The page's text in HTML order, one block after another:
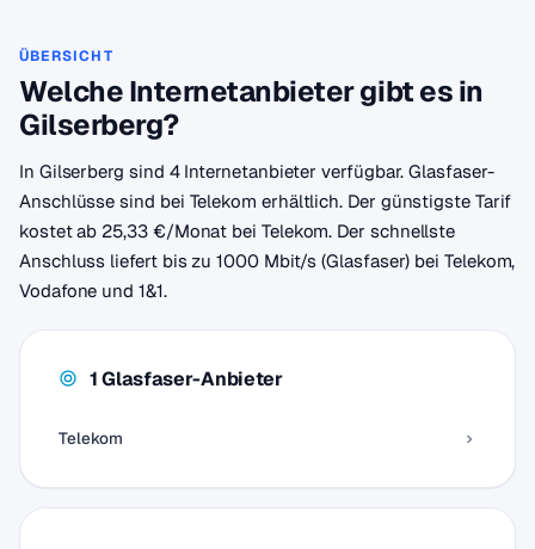
ÜBERSICHT
Welche Internetanbieter gibt es in
Gilserberg?
In Gilserberg sind 4 Internetanbieter verfügbar. Glasfaser-
Anschlüsse sind bei Telekom erhältlich. Der günstigste Tarif
kostet ab 25,33 €/Monat bei Telekom. Der schnellste
Anschluss liefert bis zu 1000 Mbit/s (Glasfaser) bei Telekom,
Vodafone und 1&1.
1 Glasfaser-Anbieter
Telekom